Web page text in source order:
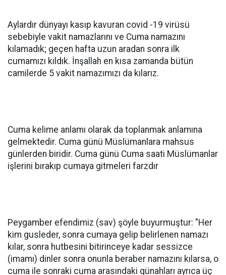
Aylardır dünyayı kasıp kavuran covid -19 virüsü
sebebiyle vakit namazlarını ve Cuma namazını
kılamadık; geçen hafta uzun aradan sonra ilk
cumamızı kıldık. İnşallah en kısa zamanda bütün
camilerde 5 vakit namazımızı da kılarız.
Cuma kelime anlamı olarak da toplanmak anlamına
gelmektedir. Cuma günü Müslümanlara mahsus
günlerden biridir. Cuma günü Cuma saati Müslümanlar
işlerini bırakıp cumaya gitmeleri farzdır
Peygamber efendimiz (sav) şöyle buyurmuştur: "Her
kim gusleder, sonra cumaya gelip belirlenen namazı
kılar, sonra hutbesini bitirinceye kadar sessizce
(imamı) dinler sonra onunla beraber namazını kılarsa, o
cuma ile sonraki cuma arasındaki günahları ayrıca üç